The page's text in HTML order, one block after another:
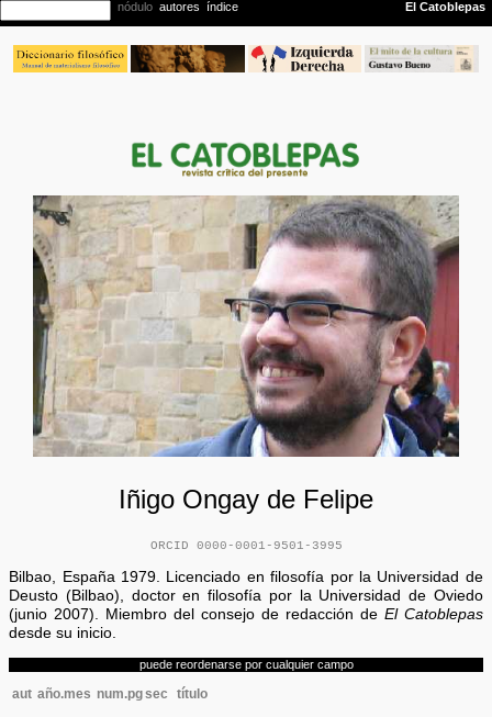
Iñigo Ongay de Felipe
ORCID 0000-0001-9501-3995
Bilbao, España 1979. Licenciado en filosofía por la Universidad de
Deusto (Bilbao), doctor en filosofía por la Universidad de Oviedo
(junio 2007). Miembro del consejo de redacción de El Catoblepas
desde su inicio.
puede reordenarse por cualquier campo
aut año.mes num.pgsec título